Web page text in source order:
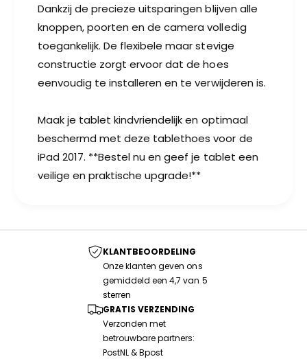
Dankzij de precieze uitsparingen blijven alle
knoppen, poorten en de camera volledig
toegankelijk. De flexibele maar stevige
constructie zorgt ervoor dat de hoes
eenvoudig te installeren en te verwijderen is.
Maak je tablet kindvriendelijk en optimaal
beschermd met deze tablethoes voor de
iPad 2017. **Bestel nu en geef je tablet een
veilige en praktische upgrade!**
KLANTBEOORDELING
Onze klanten geven ons
gemiddeld een 4,7 van 5
sterren
GRATIS VERZENDING
Verzonden met
betrouwbare partners:
PostNL & Bpost